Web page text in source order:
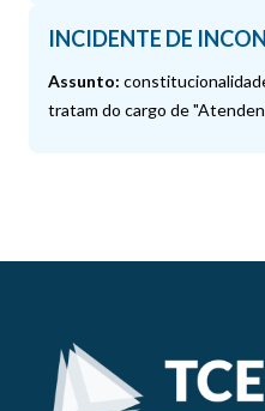
INCIDENTE DE
Assunto:
tratam do cargo de